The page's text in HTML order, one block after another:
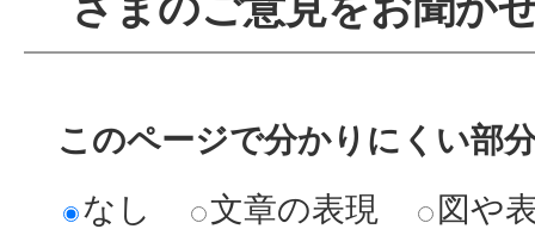
このページで分かりにくい部
なし
文章の表現 図や